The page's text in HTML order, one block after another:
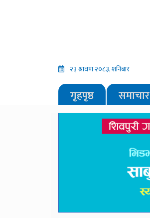
२३ श्रावण २०८३, शनिबार
गृहपृष्ठ समाचार